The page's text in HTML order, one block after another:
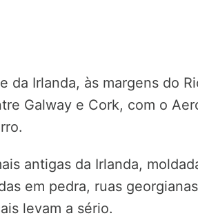
da Irlanda, às margens do
Galway e Cork, com o
antigas da Irlanda,
em pedra, ruas
levam a sério.